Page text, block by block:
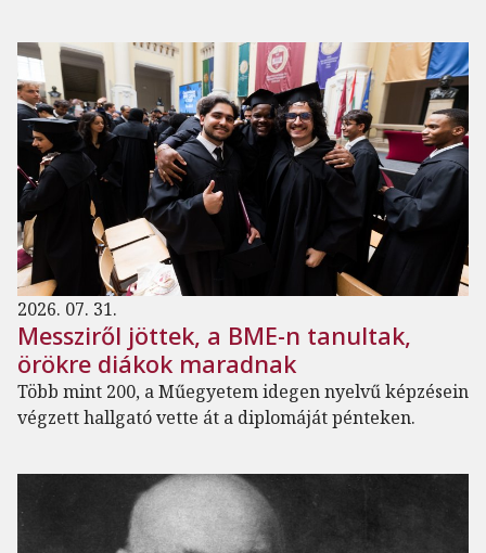
2026. 07. 31.
Messziről jöttek, a BME-n tanultak,
örökre diákok maradnak
Több mint 200, a Műegyetem idegen nyelvű képzésein
végzett hallgató vette át a diplomáját pénteken.